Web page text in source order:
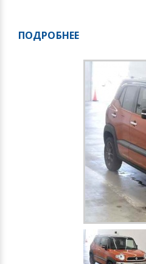
ПОДРОБНЕЕ